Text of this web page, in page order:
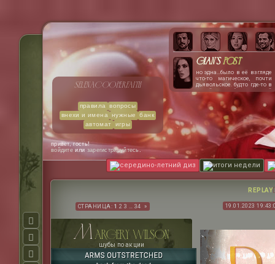
середино-летний диз итоги недели
selenacooperfaith
правила
вопросы
внехи и имена
нужные
банк
автомат
игры
Gian'spost
но эдна…было в её взгляде
что-то магическое, почти
дьявольское. будто где-то в
самой глубине этой
девушки тлеют угли костра,
и стоит только
промелькнуть одной-
единственной искре, как
всё вокруг полыхнёт.
джиан была не против
пожара.
привет, гость!
войдите или зарегистрируйтесь.
REPLAY
СТРАНИЦА: 1 2 3 … 34 » 19.01.2023
m argery wilson
шубы по акции